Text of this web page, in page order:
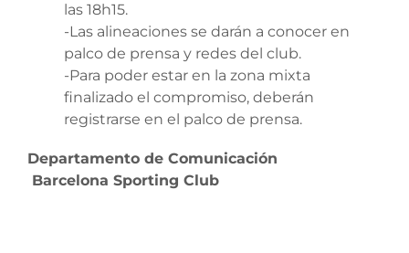
las 18h15.
-Las alineaciones se darán a conocer en
palco de prensa y redes del club.
-Para poder estar en la zona mixta
finalizado el compromiso, deberán
registrarse en el palco de prensa.
Departamento de Comunicación
Barcelona Sporting Club